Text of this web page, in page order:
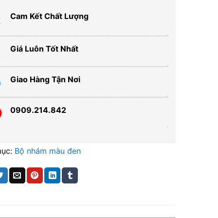
Cam Kết Chất Lượng
Giá Luôn Tốt Nhất
Giao Hàng Tận Nơi
0909.214.842
Bộ nhám màu đen